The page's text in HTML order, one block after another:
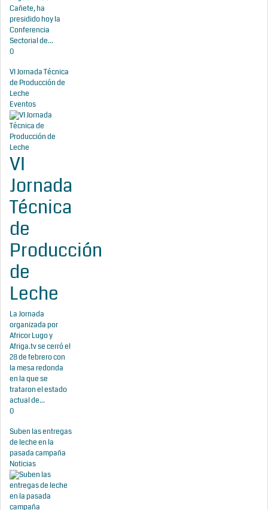
Cañete, ha
presidido hoy la
Conferencia
Sectorial de...
0
VI Jornada Técnica
de Producción de
Leche
Eventos
VI
Jornada
Técnica
de
Producción
de
Leche
La Jornada
organizada por
Africor Lugo y
Afriga.tv se cerró el
28 de febrero con
la mesa redonda
en la que se
trataron el estado
actual de...
0
Suben las entregas
de leche en la
pasada campaña
Noticias